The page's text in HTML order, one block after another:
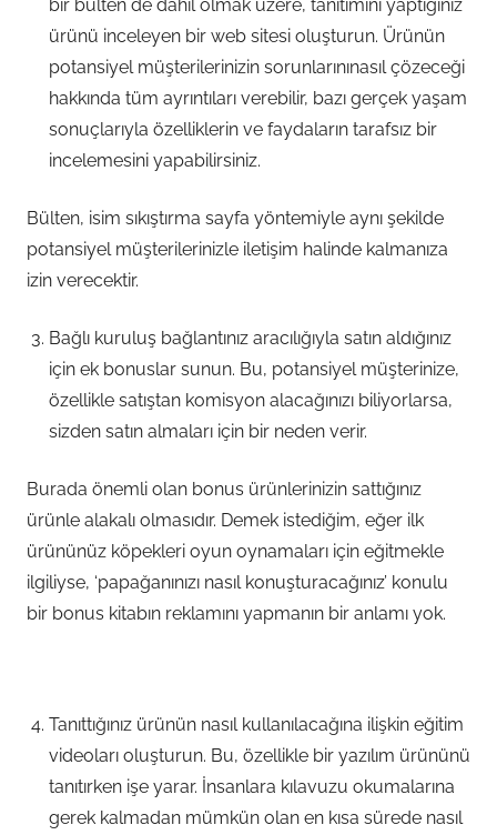
bir bülten de dahil olmak üzere, tanıtımını yaptığınız
ürünü inceleyen bir web sitesi oluşturun. Ürünün
potansiyel müşterilerinizin sorunlarınınasıl çözeceği
hakkında tüm ayrıntıları verebilir, bazı gerçek yaşam
sonuçlarıyla özelliklerin ve faydaların tarafsız bir
incelemesini yapabilirsiniz.
Bülten, isim sıkıştırma sayfa yöntemiyle aynı şekilde
potansiyel müşterilerinizle iletişim halinde kalmanıza
izin verecektir.
Bağlı kuruluş bağlantınız aracılığıyla satın aldığınız
için ek bonuslar sunun. Bu, potansiyel müşterinize,
özellikle satıştan komisyon alacağınızı biliyorlarsa,
sizden satın almaları için bir neden verir.
Burada önemli olan bonus ürünlerinizin sattığınız
ürünle alakalı olmasıdır. Demek istediğim, eğer ilk
ürününüz köpekleri oyun oynamaları için eğitmekle
ilgiliyse, ‘papağanınızı nasıl konuşturacağınız’ konulu
bir bonus kitabın reklamını yapmanın bir anlamı yok.
Tanıttığınız ürünün nasıl kullanılacağına ilişkin eğitim
videoları oluşturun. Bu, özellikle bir yazılım ürününü
tanıtırken işe yarar. İnsanlara kılavuzu okumalarına
gerek kalmadan mümkün olan en kısa sürede nasıl